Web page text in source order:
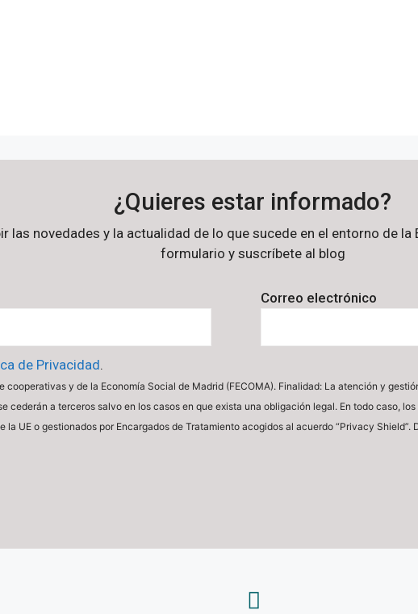
¿Quieres estar informado?
las novedades y la actualidad de lo que sucede en el entorno de
formulario y suscríbete al blog
Correo electrónico
de Privacidad.
cooperativas y de la Economía Social de Madrid (FECOMA). Finalidad: La atención y
cederán a terceros salvo en los casos en que exista una obligación legal. En todo caso,
UE o gestionados por Encargados de Tratamiento acogidos al acuerdo “Privacy